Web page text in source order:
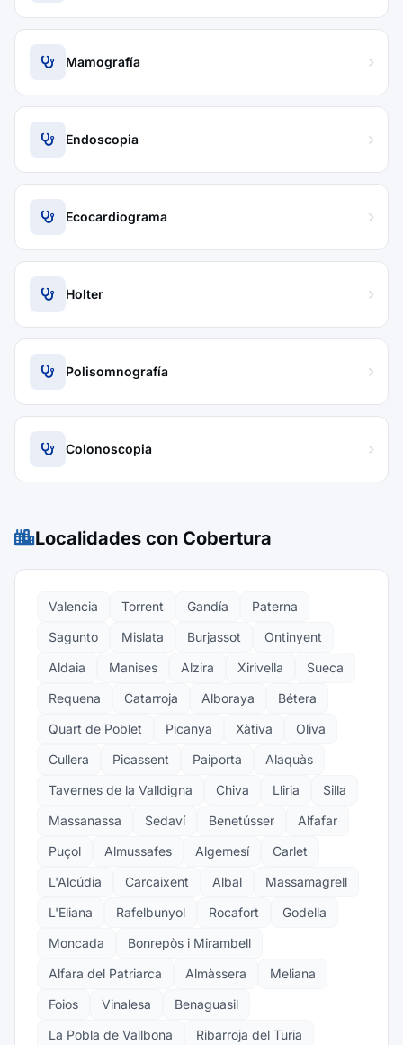
Mamografía
Endoscopia
Ecocardiograma
Holter
Polisomnografía
Colonoscopia
Localidades con Cobertura
Valencia Torrent Gandía
Paterna
Sagunto
Mislata Burjassot
Ontinyent
Aldaia
Manises Alzira Xirivella
Sueca
Requena
Catarroja Alboraya
Bétera
Quart de Poblet
Picanya Xàtiva
Oliva
Cullera
Picassent Paiporta
Alaquàs
Tavernes de la Valldigna
Chiva Lliria
Silla
Massanassa
Sedaví Benetússer
Alfafar
Puçol
Almussafes Algemesí
Carlet
L'Alcúdia
Carcaixent Albal
Massamagrell
L'Eliana
Rafelbunyol Rocafort
Godella
Moncada
Bonrepòs i Mirambell
Alfara del Patriarca
Almàssera
Meliana
Foios
Vinalesa
Benaguasil
La Pobla de Vallbona
Ribarroja del Turia